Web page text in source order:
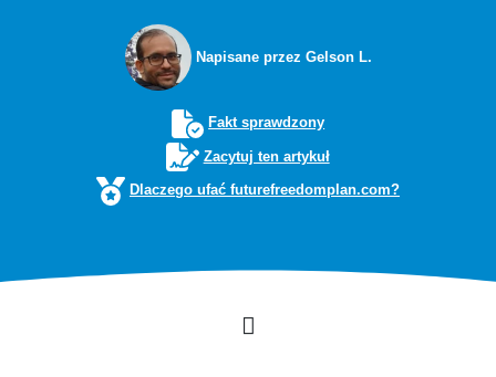
Napisane przez Gelson L.
Fakt sprawdzony
Zacytuj ten artykuł
Dlaczego ufać futurefreedomplan.com?